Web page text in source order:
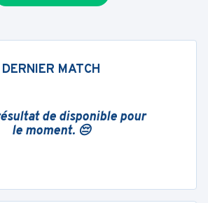
DERNIER MATCH
de disponible pour
le moment. 😔